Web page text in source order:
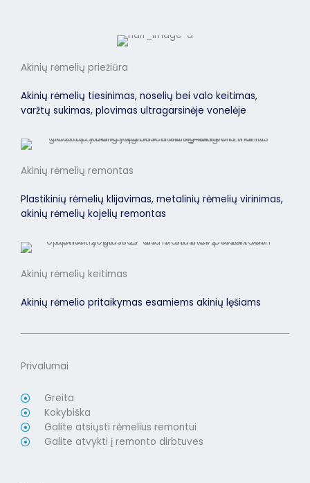
Akinių rėmelių priežiūra
Akinių rėmelių tiesinimas, noselių bei valo keitimas,
varžtų sukimas, plovimas ultragarsinėje vonelėje
Akinių rėmelių remontas
Plastikinių rėmelių klijavimas, metalinių rėmelių virinimas,
akinių rėmelių kojelių remontas
Akinių rėmelių keitimas
Akinių rėmelio pritaikymas esamiems akinių lęšiams
Privalumai
Greita
Kokybiška
Galite atsiųsti rėmelius remontui
Galite atvykti į remonto dirbtuves